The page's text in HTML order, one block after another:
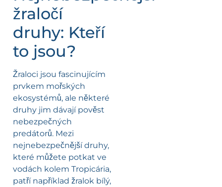
žraločí
druhy: Kteří
to jsou?
Žraloci jsou fascinujícím
prvkem mořských
ekosystémů, ale některé
druhy jim dávají pověst
nebezpečných
predátorů. Mezi
nejnebezpečnější druhy,
které můžete potkat ve
vodách kolem Tropicária,
patří například žralok bílý,